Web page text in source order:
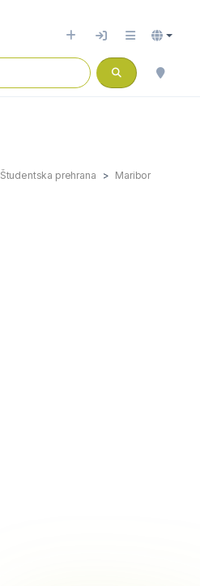
Študentska prehrana
Maribor